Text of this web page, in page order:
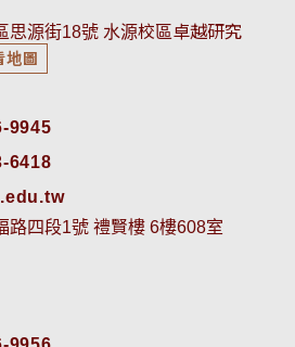
思源街18號 水源校區卓越研究
地圖
9945
6418
路四段1號 禮賢樓 6樓608室